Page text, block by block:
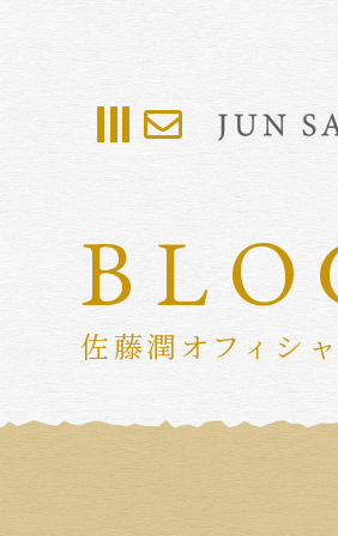
佐藤潤オフィシ